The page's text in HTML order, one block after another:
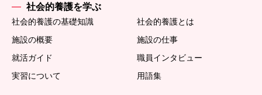
社会的養護を学ぶ
社会的養護の基礎知識
社会的養護とは
施設の概要
施設の仕事
就活ガイド
職員インタビュー
実習について
用語集